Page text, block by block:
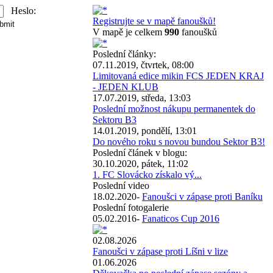
Heslo:
Registrujte se v mapě fanoušků!
V mapě je celkem 990 fanoušků
Poslední články:
07.11.2019, čtvrtek, 08:00
Limitovaná edice mikin FCS JEDEN KRAJ
- JEDEN KLUB
17.07.2019, středa, 13:03
Poslední možnost nákupu permanentek do
Sektoru B3
14.01.2019, pondělí, 13:01
Do nového roku s novou bundou Sektor B3!
Poslední článek v blogu:
30.10.2020, pátek, 11:02
1. FC Slovácko získalo vý...
Poslední video
18.02.2020- Fanoušci v zápase proti Baníku
Poslední fotogalerie
05.02.2016- Fanaticos Cup 2016
02.08.2026
Fanoušci v zápase proti Líšni v lize
01.06.2026